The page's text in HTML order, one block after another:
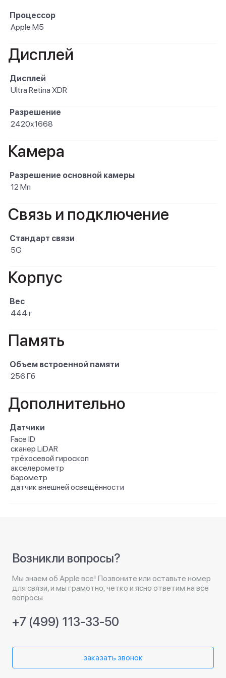
Процессор
Apple M5
Дисплей
Дисплей
Ultra Retina XDR
Разрешение
2420x1668
Камера
Разрешение основной камеры
12 Мп
Связь и подключение
Стандарт связи
5G
Корпус
Вес
444 г
Память
Объем встроенной памяти
256 Гб
Дополнительно
Датчики
Face ID
сканер LiDAR
трёхосевой гироскоп
акселерометр
барометр
датчик внешней освещённости
Возникли вопросы?
Мы знаем об Apple все! Позвоните или оставьте номер
для связи, и мы грамотно, четко и ясно ответим на все
вопросы.
+7 (499) 113-33-50
заказать звонок